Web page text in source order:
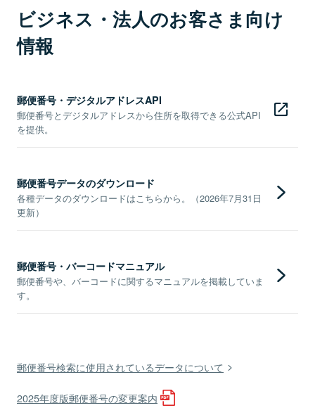
ビジネス・法人のお客さま向け
情報
郵便番号・デジタルアドレスAPI
郵便番号とデジタルアドレスから住所を取得できる公式API
を提供。
郵便番号データのダウンロード
各種データのダウンロードはこちらから。（2026年7月31日
更新）
郵便番号・バーコードマニュアル
郵便番号や、バーコードに関するマニュアルを掲載していま
す。
郵便番号検索に使用されているデータについて
2025年度版郵便番号の変更案内